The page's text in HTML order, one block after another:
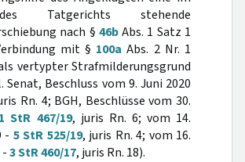
Tatgerichts stehende
nach § 46bAbs. 1 Satz 1
mit § 100a Abs. 2 Nr. 1
vertypter Strafmilderungsgrund
Beschluss vom 9. Juni 2020
Rn. 4; BGH, Beschlüsse vom 30.
1 StR 467/19, juris Rn. 6; vom 14.
- 5 StR 525/19, juris Rn. 4; vom 16.
3 StR 460/17, juris Rn. 18).